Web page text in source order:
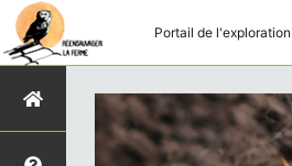
Portail de